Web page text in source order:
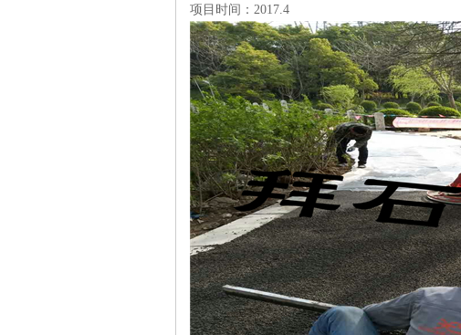
项目时间：2017.4